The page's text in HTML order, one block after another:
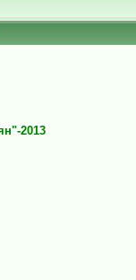
2013